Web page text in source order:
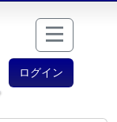
ログイン